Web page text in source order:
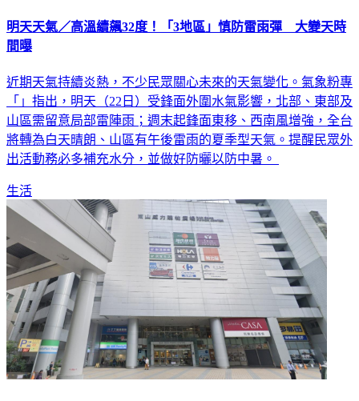
明天天氣／高溫續飆32度！「3地區」慎防雷雨彈 大變天時
間曝
近期天氣持續炎熱，不少民眾關心未來的天氣變化。氣象粉專
「」指出，明天（22日）受鋒面外圍水氣影響，北部、東部及
山區需留意局部雷陣雨；週末起鋒面東移、西南風增強，全台
將轉為白天晴朗、山區有午後雷雨的夏季型天氣。提醒民眾外
出活動務必多補充水分，並做好防曬以防中暑。
生活